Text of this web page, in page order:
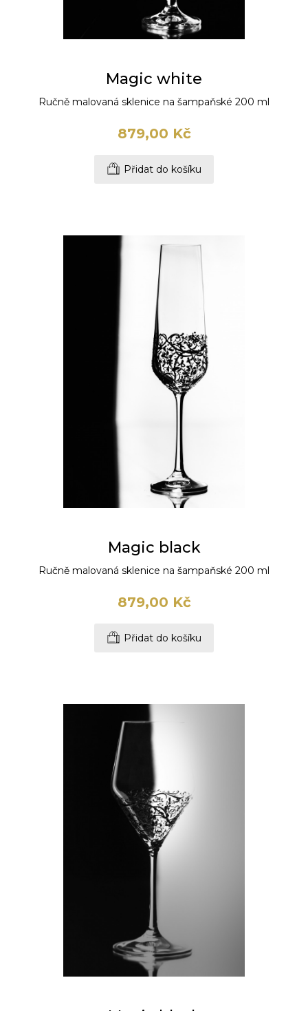
Magic white
Ručně malovaná sklenice na šampaňské 200 ml
879,00 Kč
Přidat do košíku
Magic black
Ručně malovaná sklenice na šampaňské 200 ml
879,00 Kč
Přidat do košíku